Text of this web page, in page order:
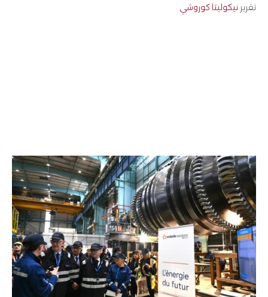
تقرير نيكوليتا كوروشي